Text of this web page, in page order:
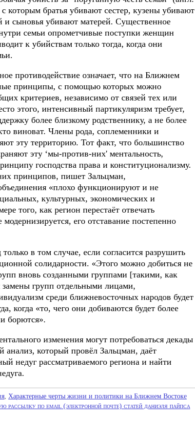
которым братья убивают сестер, кузены убивают
и сыновья убивают матерей. Существенное
семьи опрометчивые поступки женщин
к убийствам только тогда, когда они
противодействие означает, что на Ближнем
принципы, с помощью которых можно
критериев, независимо от связей тех или
этого, интенсивный партикуляризм требует,
более близкому родственнику, а не более
виноват. Члены рода, соплеменники и
эту территорию. Тот факт, что большинство
эту ‘мы-против-них' ментальность,
господства права и конституционализму.
принципов, пишет Зальцман,
«плохо функционируют и не
культурных, экономических и
того, как регион перестаёт отвечать
его отставание постепенно
в том случае, если согласится разрушить
солидарности. «Этого можно добиться не
вновь созданными группами [такими, как
групп отдельными лицами,
среди ближневосточных народов будет
когда «то, чего они добиваются будет более
борются».
изменения могут потребоваться декады
анализ, который провёл Зальцман, даёт
недуг рассматриваемого региона и найти
Характерные черты жизни и политики на Ближнем Востоке
рассылку по email (электронной почте) статей даниэля пайпса